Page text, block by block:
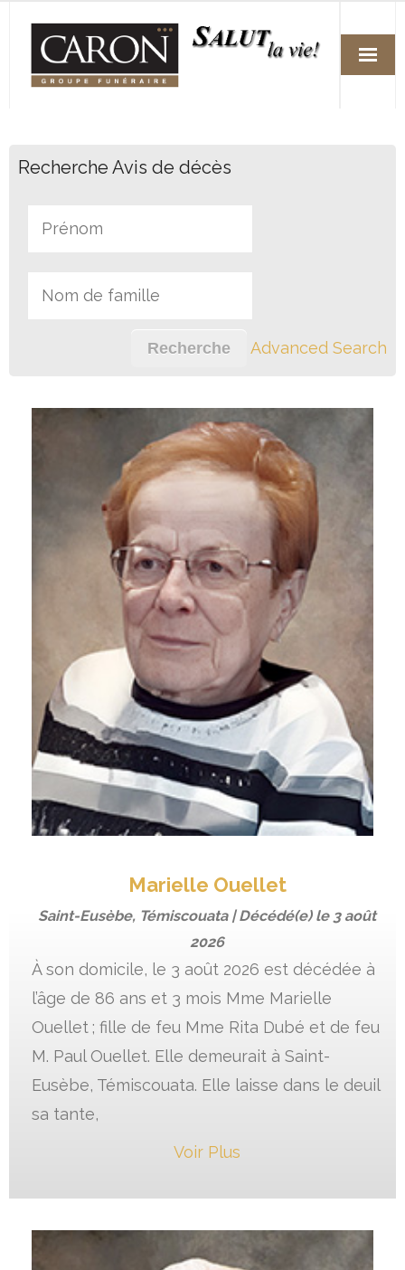
Services
Avis de décès
Liens utiles
Recherche Avis de décès
Advanced Search
Marielle Ouellet
Saint-Eusèbe, Témiscouata | Décédé(e) le 3 août
2026
À son domicile, le 3 août 2026 est décédée à
l’âge de 86 ans et 3 mois Mme Marielle
Ouellet ; fille de feu Mme Rita Dubé et de feu
M. Paul Ouellet. Elle demeurait à Saint-
Eusèbe, Témiscouata. Elle laisse dans le deuil
sa tante,
Voir Plus